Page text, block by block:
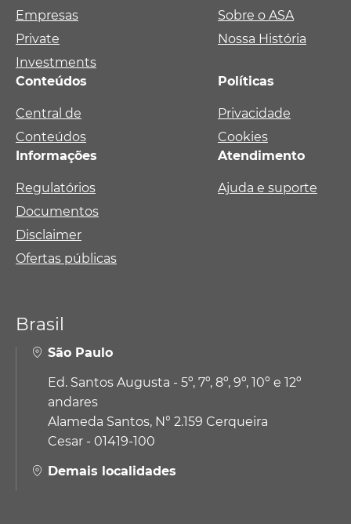
Empresas
Private
Investments
Sobre o ASA
Nossa História
Conteúdos
Central de
Conteúdos
Políticas
Privacidade
Cookies
Informações
Regulatórios
Documentos
Disclaimer
Ofertas públicas
Atendimento
Ajuda e suporte
Brasil
São Paulo
Ed. Santos Augusta - 5º, 7º, 8º, 9º, 10º e 12º
andares
Alameda Santos, N° 2.159 Cerqueira
Cesar - 01419-100
Demais localidades